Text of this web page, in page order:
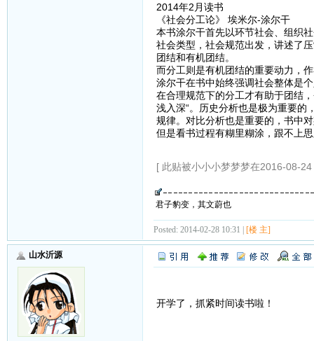
2014年2月读书
《社会分工论》 埃米尔-涂尔干
本书涂尔干首先以环节社会、组织
社会类型，社会规范出发，讲述了
团结和有机团结。
而分工则是有机团结的重要动力，
涂尔干在书中始终强调社会整体是
在合理规范下的分工才有助于团结
浅入深“。历史分析也是极为重要的
规律。对比分析也是重要的，书中
但是看书过程有糊里糊涂，跟不上
[ 此贴被小小小梦梦梦在2016-08-
君子豹变，其文蔚也
Posted: 2014-02-28 10:31 | [楼 主]
山水沂源
开学了，抓紧时间读书啦！